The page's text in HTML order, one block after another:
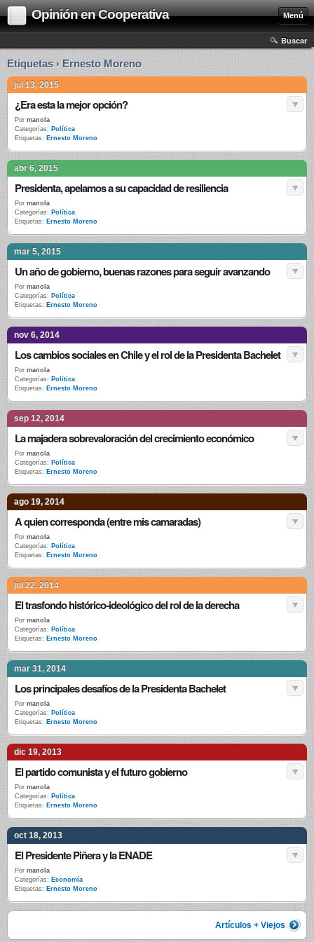
Opinión en Cooperativa Menú
Buscar
Etiquetas › Ernesto Moreno
jul 13, 2015
¿Era esta la mejor opción?
Por manola
Categorías: Política
Etiquetas: Ernesto Moreno
abr 6, 2015
Presidenta, apelamos a su capacidad de resiliencia
Por manola
Categorías: Política
Etiquetas: Ernesto Moreno
mar 5, 2015
Un año de gobierno, buenas razones para seguir avanzando
Por manola
Categorías: Política
Etiquetas: Ernesto Moreno
nov 6, 2014
Los cambios sociales en Chile y el rol de la Presidenta Bachelet
Por manola
Categorías: Política
Etiquetas: Ernesto Moreno
sep 12, 2014
La majadera sobrevaloración del crecimiento económico
Por manola
Categorías: Política
Etiquetas: Ernesto Moreno
ago 19, 2014
A quien corresponda (entre mis camaradas)
Por manola
Categorías: Política
Etiquetas: Ernesto Moreno
jul 22, 2014
El trasfondo histórico-ideológico del rol de la derecha
Por manola
Categorías: Política
Etiquetas: Ernesto Moreno
mar 31, 2014
Los principales desafíos de la Presidenta Bachelet
Por manola
Categorías: Política
Etiquetas: Ernesto Moreno
dic 19, 2013
El partido comunista y el futuro gobierno
Por manola
Categorías: Política
Etiquetas: Ernesto Moreno
oct 18, 2013
El Presidente Piñera y la ENADE
Por manola
Categorías: Economía
Etiquetas: Ernesto Moreno
Artículos + Viejos